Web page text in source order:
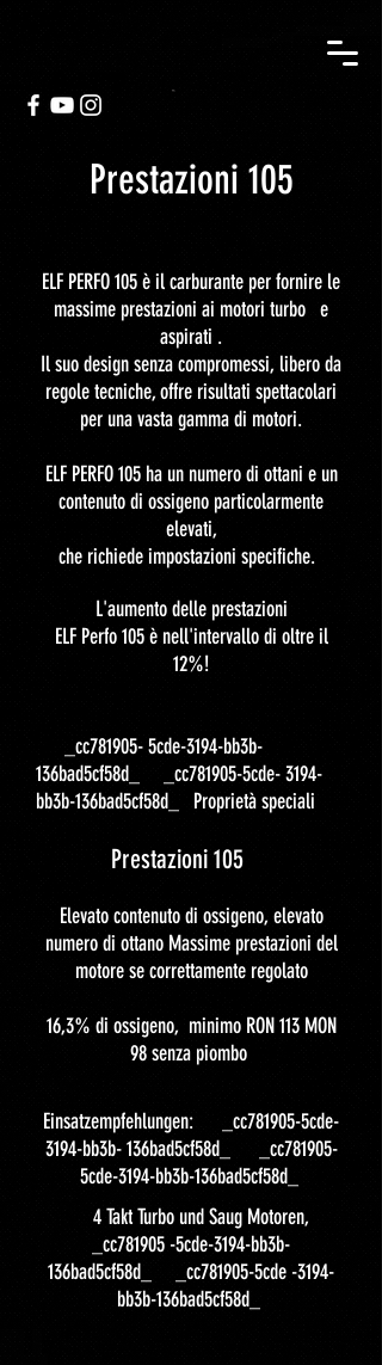
Prestazioni 105
ELF PERFO 105 è il carburante per fornire le
massime prestazioni ai motori turbo e
aspirati .
Il suo design senza compromessi, libero da
regole tecniche, offre risultati spettacolari
per una vasta gamma di motori.
ELF PERFO 105 ha un numero di ottani e un
contenuto di ossigeno particolarmente
elevati,
che richiede impostazioni specifiche.
L'aumento delle prestazioni
ELF Perfo 105 è nell'intervallo di oltre il
12%!
_cc781905- 5cde-3194-bb3b-
136bad5cf58d_ _cc781905-5cde- 3194-
bb3b-136bad5cf58d_ Proprietà speciali
Prestazioni 105
Elevato contenuto di ossigeno, elevato
numero di ottano Massime prestazioni del
motore se correttamente regolato
16,3% di ossigeno, minimo RON 113 MON
98 senza piombo
Einsatzempfehlungen: _cc781905-5cde-
3194-bb3b- 136bad5cf58d_ _cc781905-
5cde-3194-bb3b-136bad5cf58d_
4 Takt Turbo und Saug Motoren,
_cc781905 -5cde-3194-bb3b-
136bad5cf58d_ _cc781905-5cde -3194-
bb3b-136bad5cf58d_